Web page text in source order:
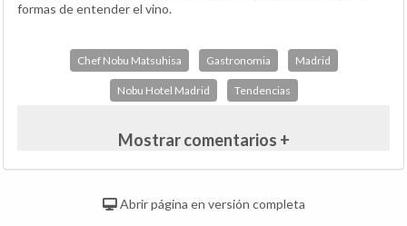
formas de entender el vino.
Chef Nobu Matsuhisa Gastronomia Madrid
Nobu Hotel Madrid Tendencias
Mostrar comentarios +
Abrir página en versión completa